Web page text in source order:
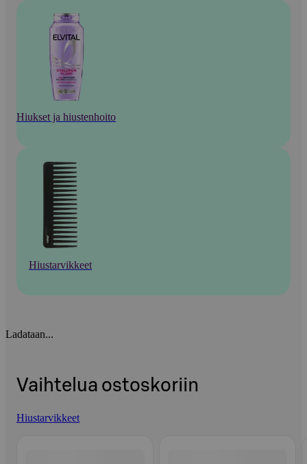
Hiukset ja hiustenhoito
Hiustarvikkeet
Ladataan...
Vaihtelua ostoskoriin
Hiustarvikkeet